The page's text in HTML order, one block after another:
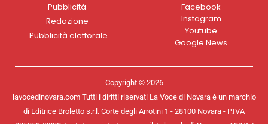
Pubblicità
Redazione
Pubblicità elettorale
Facebook
Instagram
Youtube
Google News
Copyright © 2026
lavocedinovara.com Tutti i diritti riservati La Voce di Novara è un marchio
di Editrice Broletto s.r.l. Corte degli Arrotini 1 - 28100 Novara - P.IVA